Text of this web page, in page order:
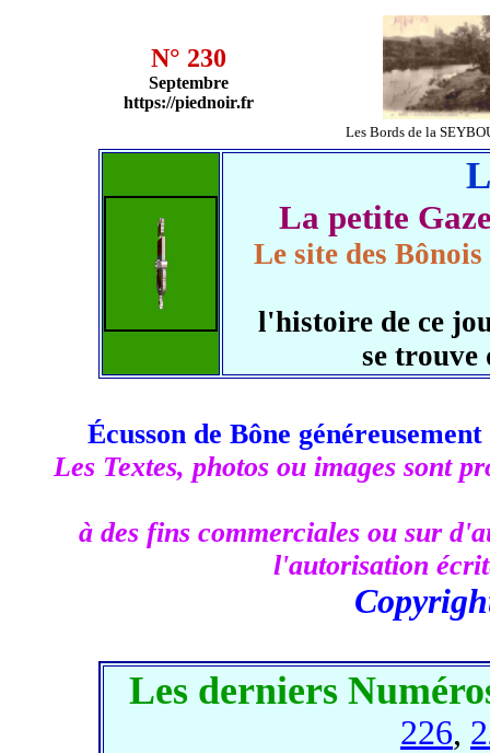
N° 230
Septembre
https://piednoir.fr
Les Bords de la
La petite
Le site des
l'histoire de ce
se trouve
Écusson de Bône
Les Textes, photos ou images sont
à des fins commerciales ou sur
l'autorisation
Les derniers
226,